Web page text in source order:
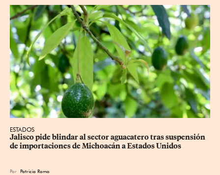
ESTADOS
Jalisco pide blindar al sector aguacatero tras suspensión
de importaciones de Michoacán a Estados Unidos
Por Patricia Romo